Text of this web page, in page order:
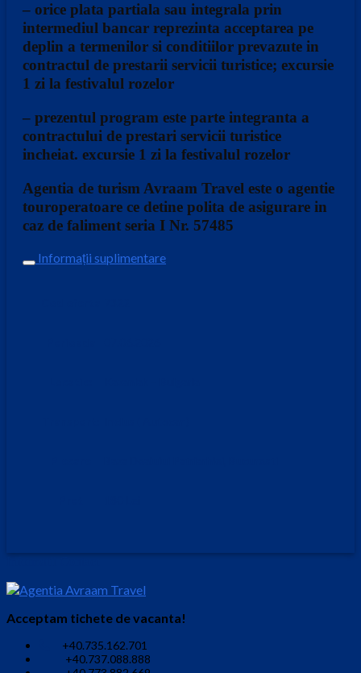
– orice plata partiala sau integrala prin
intermediul bancar reprezinta acceptarea pe
deplin a termenilor si conditiilor prevazute in
contractul de prestarii servicii turistice; excursie
1 zi la festivalul rozelor
– prezentul program este parte integranta a
contractului de prestari servicii turistice
incheiat. excursie 1 zi la festivalul rozelor
Agentia de turism Avraam Travel este o agentie
touroperatoare ce detine polita de asigurare in
caz de faliment seria I Nr. 57485
Informații suplimentare
Acceptam tichete de vacanta!
+40.735.162.701
+40.737.088.888